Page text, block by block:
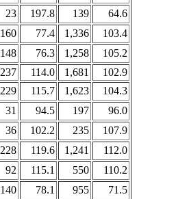
23 197.8 139
64.6
160 77.4 1,336
103.4
148 76.3 1,258
105.2
237 114.0 1,681
102.9
229 115.7 1,623
104.3
31 94.5 197
96.0
36 102.2 235
107.9
228 119.6 1,241
112.0
92 115.1 550
110.2
140 78.1 955
71.5